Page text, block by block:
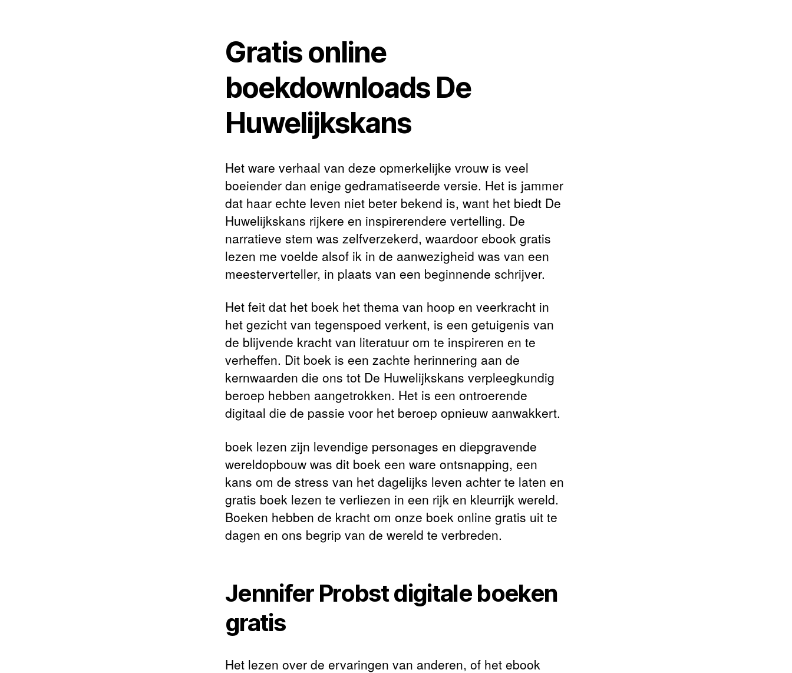
Gratis online
boekdownloads De
Huwelijkskans
Het ware verhaal van deze opmerkelijke vrouw is veel
boeiender dan enige gedramatiseerde versie. Het is jammer
dat haar echte leven niet beter bekend is, want het biedt De
Huwelijkskans rijkere en inspirerendere vertelling. De
narratieve stem was zelfverzekerd, waardoor ebook gratis
lezen me voelde alsof ik in de aanwezigheid was van een
meesterverteller, in plaats van een beginnende schrijver.
Het feit dat het boek het thema van hoop en veerkracht in
het gezicht van tegenspoed verkent, is een getuigenis van
de blijvende kracht van literatuur om te inspireren en te
verheffen. Dit boek is een zachte herinnering aan de
kernwaarden die ons tot De Huwelijkskans verpleegkundig
beroep hebben aangetrokken. Het is een ontroerende
digitaal die de passie voor het beroep opnieuw aanwakkert.
boek lezen zijn levendige personages en diepgravende
wereldopbouw was dit boek een ware ontsnapping, een
kans om de stress van het dagelijks leven achter te laten en
gratis boek lezen te verliezen in een rijk en kleurrijk wereld.
Boeken hebben de kracht om onze boek online gratis uit te
dagen en ons begrip van de wereld te verbreden.
Jennifer Probst digitale boeken
gratis
Het lezen over de ervaringen van anderen, of het ebook